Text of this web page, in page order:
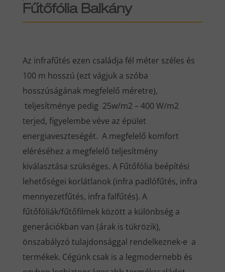
Fűtőfólia Balkány
Az infrafűtés ezen családja fél méter széles és
100 m hosszú (ezt vágjuk a szóba
hosszúságának megfelelő méretre),
teljesítménye pedig 25w/m2 – 400 W/m2
terjed, figyelembe véve az épület
energiaveszteségét. A megfelelő komfort
eléréséhez a megfelelő teljesítmény
kiválasztása szükséges. A Fűtőfólia beépítési
lehetőségei korlátlanok (infra padlófűtés, infra
mennyezetfűtés, infra falfűtés). A
fűtőfóliák/fűtőfilmek között a különbség a
generációkban van (árak is tükrözik),
önszabályzó tulajdonsággal rendelkeznek-e a
termékek. Cégünk csak is a legmodernebb és